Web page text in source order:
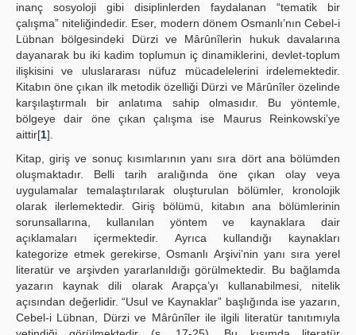
inanç sosyoloji gibi disiplinlerden faydalanan “tematik bir
çalışma” niteliğindedir. Eser, modern dönem Osmanlı’nın Cebel-i
Lübnan bölgesindeki Dürzi ve Mârûnîlerin hukuk davalarına
dayanarak bu iki kadim toplumun iç dinamiklerini, devlet-toplum
ilişkisini ve uluslararası nüfuz mücadelelerini irdelemektedir.
Kitabın öne çıkan ilk metodik özelliği Dürzi ve Mârûnîler özelinde
karşılaştırmalı bir anlatıma sahip olmasıdır. Bu yöntemle,
bölgeye dair öne çıkan çalışma ise Maurus Reinkowski’ye
aittir[1].
Kitap, giriş ve sonuç kısımlarının yanı sıra dört ana bölümden
oluşmaktadır. Belli tarih aralığında öne çıkan olay veya
uygulamalar temalaştırılarak oluşturulan bölümler, kronolojik
olarak ilerlemektedir. Giriş bölümü, kitabın ana bölümlerinin
sorunsallarına, kullanılan yöntem ve kaynaklara dair
açıklamaları içermektedir. Ayrıca kullandığı kaynakları
kategorize etmek gerekirse, Osmanlı Arşivi’nin yanı sıra yerel
literatür ve arşivden yararlanıldığı görülmektedir. Bu bağlamda
yazarın kaynak dili olarak Arapça’yı kullanabilmesi, nitelik
açısından değerlidir. “Usul ve Kaynaklar” başlığında ise yazarın,
Cebel-i Lübnan, Dürzi ve Mârûnîler ile ilgili literatür tanıtımıyla